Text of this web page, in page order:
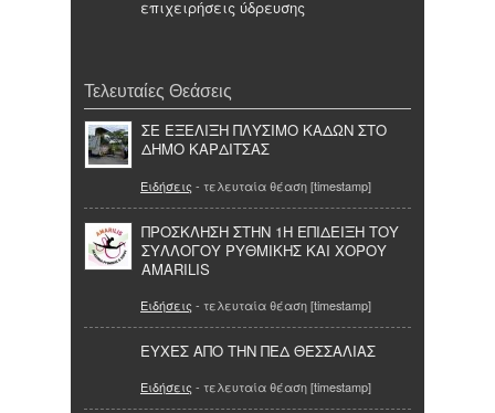
επιχειρήσεις ύδρευσης
Τελευταίες Θεάσεις
ΣΕ ΕΞΕΛΙΞΗ ΠΛΥΣΙΜO ΚΑΔΩΝ ΣΤΟ
ΔΗΜΟ ΚΑΡΔΙΤΣΑΣ
Ειδήσεις - τελευταία θέαση [timestamp]
ΠΡΟΣΚΛΗΣΗ ΣΤΗΝ 1Η ΕΠΙΔΕΙΞΗ ΤΟΥ
ΣΥΛΛΟΓΟΥ ΡΥΘΜΙΚΗΣ ΚΑΙ ΧΟΡΟΥ
AMARILIS
Ειδήσεις - τελευταία θέαση [timestamp]
ΕΥΧΕΣ ΑΠΟ ΤΗΝ ΠΕΔ ΘΕΣΣΑΛΙΑΣ
Ειδήσεις - τελευταία θέαση [timestamp]